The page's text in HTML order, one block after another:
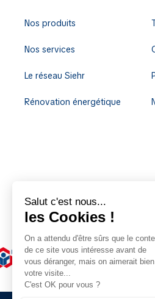
Nos produits
Nos services
Le réseau Siehr
Rénovation énergétique